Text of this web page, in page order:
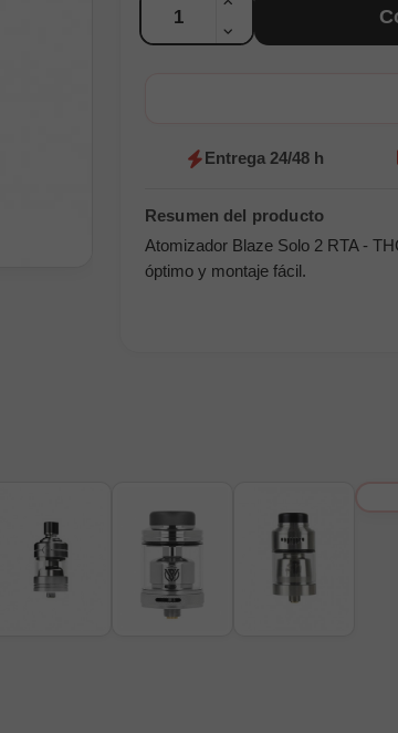
Entrega 24/48 h
Atomizador Blaze Solo 2 RTA -
óptimo y montaje fácil.